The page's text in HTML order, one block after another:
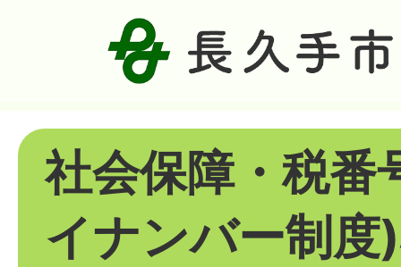
社会保障・税番
イナンバー制度